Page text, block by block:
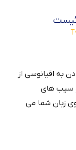
به اقیانوسی از
و سیب های
زبان شما می